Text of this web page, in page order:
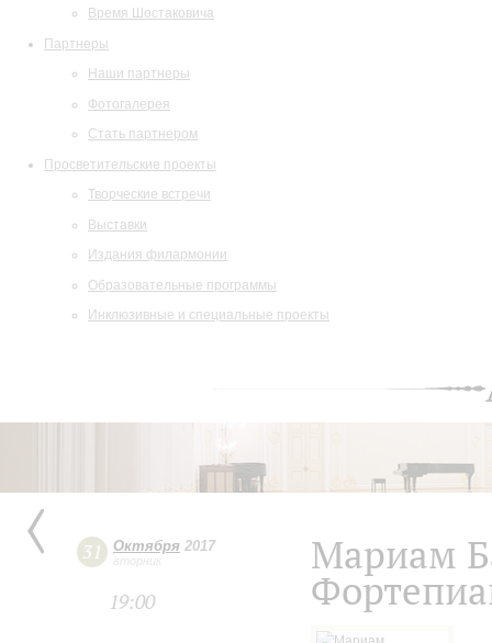
Время Шостаковича
Партнеры
Наши партнеры
Фотогалерея
Стать партнером
Просветительские проекты
Творческие встречи
Выставки
Издания филармонии
Образовательные программы
Инклюзивные и специальные проекты
31 Октября 2017
вторник
19:00
Мариам